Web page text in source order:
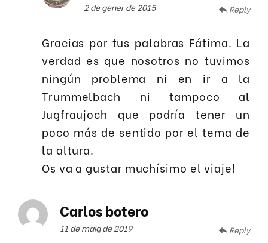
2 de gener de 2015 Reply
Gracias por tus palabras Fátima. La
verdad es que nosotros no tuvimos
ningún problema ni en ir a la
Trummelbach ni tampoco al
Jugfraujoch que podría tener un
poco más de sentido por el tema de
la altura.
Os va a gustar muchísimo el viaje!
Carlos botero
11 de maig de 2019 Reply